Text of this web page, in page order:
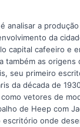
analisar a
da
capital cafeeiro e
também as origens
seu primeiro
da década de
vetores de
de Heep com
escritório onde